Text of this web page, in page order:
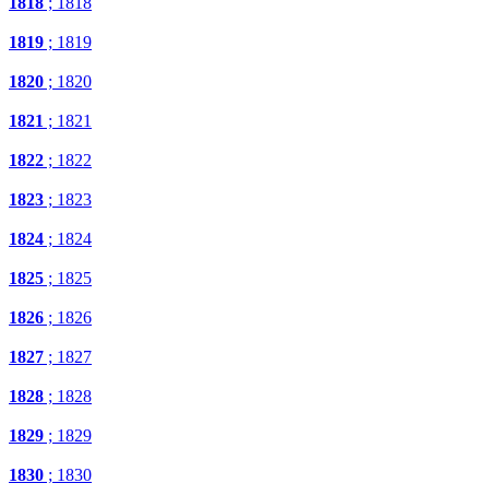
1819 ; 1819
1820 ; 1820
1821 ; 1821
1822 ; 1822
1823 ; 1823
1824 ; 1824
1825 ; 1825
1826 ; 1826
1827 ; 1827
1828 ; 1828
1829 ; 1829
1830 ; 1830